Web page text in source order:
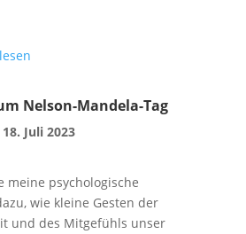
Nelson-Mandela-Tag
Juli 2023
meine psychologische
wie kleine Gesten der
und des Mitgefühls unser